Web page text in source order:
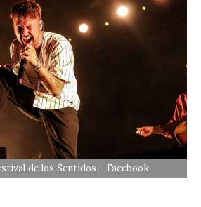
de los Sentidos - Facebook